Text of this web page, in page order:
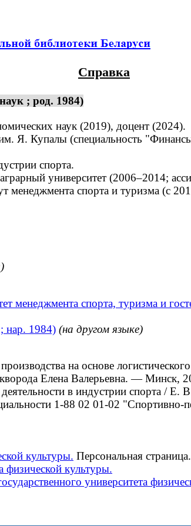
Справка
; род. 1984)
наук (2019), доцент (2024).
Я. Купалы (специальность
спорта.
университет (2006–2014;
менеджмента спорта и туризма (с
менеджмента спорта, туризма и
нар. 1984) (на другом языке)
на основе
Елена Валерьевна. — Минск,
деятельности в индустрии спорта /
1-88 02 01-02 "Спортивно-
культуры. Персональная страница.
физической культуры.
университета